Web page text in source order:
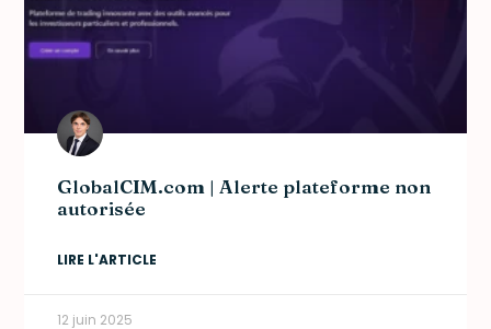
GlobalCIM.com | Alerte plateforme non
autorisée
LIRE L'ARTICLE
12 juin 2025